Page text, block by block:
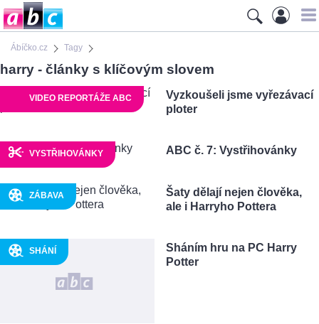
Ábíčko.cz Tagy
harry - články s klíčovým slovem
VIDEO REPORTÁŽE ABC
Vyzkoušeli jsme vyřezávací
ploter
VYSTŘIHOVÁNKY ABC č. 7: Vystřihovánky
ZÁBAVA
Šaty dělají nejen člověka,
ale i Harryho Pottera
SHÁNÍ
Sháním hru na PC Harry
Potter